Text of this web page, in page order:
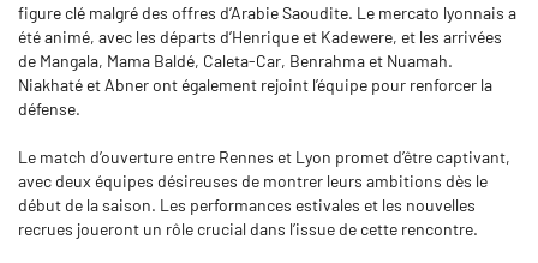
figure clé malgré des offres d’Arabie Saoudite. Le mercato lyonnais a
été animé, avec les départs d’Henrique et Kadewere, et les arrivées
de Mangala, Mama Baldé, Caleta-Car, Benrahma et Nuamah.
Niakhaté et Abner ont également rejoint l’équipe pour renforcer la
défense.
Le match d’ouverture entre Rennes et Lyon promet d’être captivant,
avec deux équipes désireuses de montrer leurs ambitions dès le
début de la saison. Les performances estivales et les nouvelles
recrues joueront un rôle crucial dans l’issue de cette rencontre.